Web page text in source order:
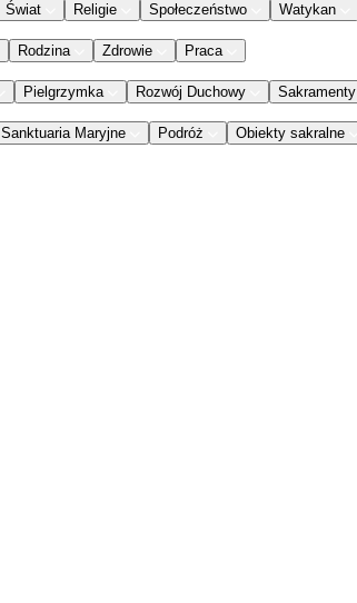
Świat Religie Społeczeństwo Watykan
Rodzina Zdrowie Praca
Pielgrzymka Rozwój Duchowy Sakramenty
Sanktuaria Maryjne Podróż Obiekty sakralne